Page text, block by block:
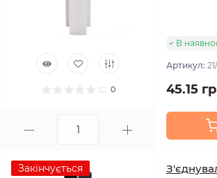
0
В
Артикул:
45.15
Закінчується